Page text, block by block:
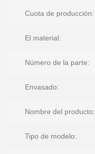
Cuota de producción:
El material:
Número de la parte:
Envasado:
Nombre del producto:
Tipo de modelo: